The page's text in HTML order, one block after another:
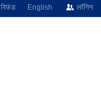
रिफंड English लॉगिन